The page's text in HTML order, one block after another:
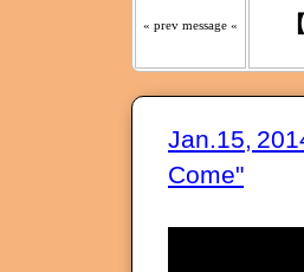
« prev message «
Jan.15,
Come"